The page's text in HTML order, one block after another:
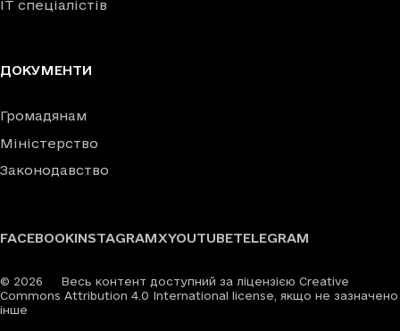
IT спеціалістів
ДОКУМЕНТИ
Громадянам
Міністерство
Законодавство
FACEBOOKINSTAGRAMXYOUTUBETELEGRAM
© 2026
Весь контент доступний за ліцензією Creative
Commons Attribution 4.0 International license, якщо не зазначено
інше